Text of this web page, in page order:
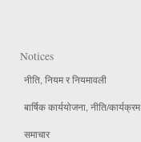
Notices
नीति, नियम र नियमावली
बार्षिक कार्ययोजना, नीति/कार्यक्रम
समाचार